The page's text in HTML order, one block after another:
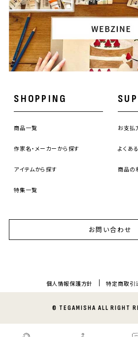
SHOPPING
商品一覧
作家名・メーカーから探す
アイテムから探す
特集一覧
お支払
よくあ
商品の
お問い合わせ
個人情報保護方針 特定商取引
© TEGAMISHA ALL RIGHT